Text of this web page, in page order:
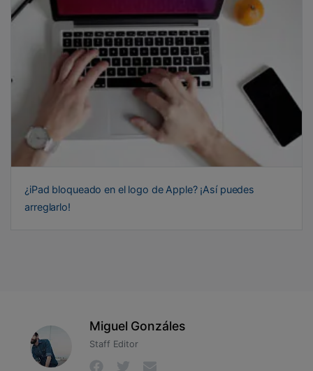
¿iPad bloqueado en el logo de Apple? ¡Así puedes
arreglarlo!
Miguel Gonzáles
Staff Editor